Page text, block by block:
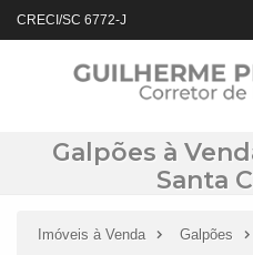
CRECI/SC 6772-J
Galpões à
Santa
Imóveis à Venda Galpões